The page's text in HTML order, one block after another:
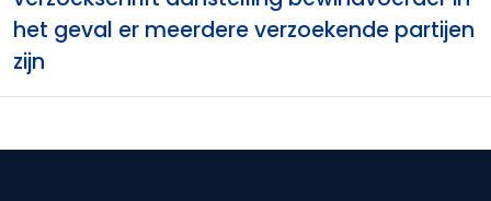
het geval er meerdere verzoekende partijen
zijn